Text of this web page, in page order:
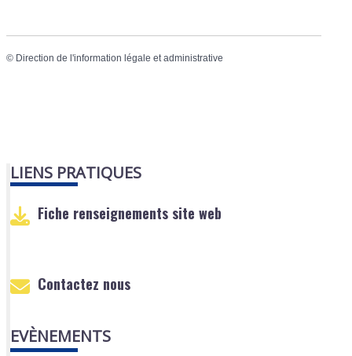
© Direction de l'information légale et administrative
LIENS PRATIQUES
Fiche renseignements site web
Contactez nous
EVÈNEMENTS